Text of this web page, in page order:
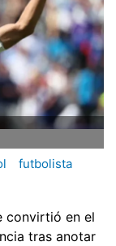
futbolista
convirtió en el
tras anotar